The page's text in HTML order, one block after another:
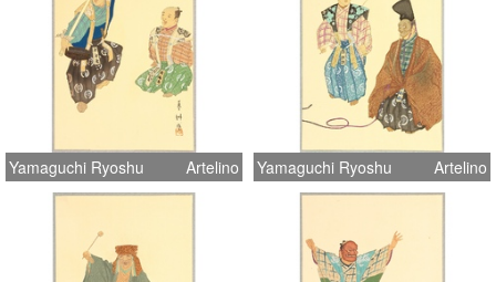
Yamaguchi Ryoshu Artelino Yamaguchi Ryoshu Artelino